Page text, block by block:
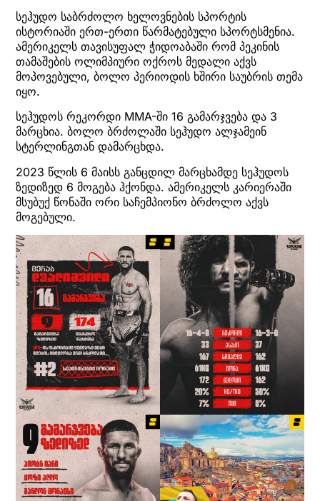
სეჰუდო საბრძოლო ხელოვნების სპორტის
ისტორიაში ერთ-ერთი წარმატებული სპორტსმენია.
ამერიკელს თავისუფალ ჭიდოაბაში რომ პეკინის
თამაშების ოლიმპიური ოქროს მედალი აქვს
მოპოვებული, ბოლო პერიოდის ხშირი საუბრის თემა
იყო.
სეჰუდოს რეკორდი MMA-ში 16 გამარჯვება და 3
მარცხია. ბოლო ბრძოლაში სეჰუდო ალჯამეინ
სტერლინგთან დამარცხდა.
2023 წლის 6 მაისს განცდილ მარცხამდე სეჰუდოს
ზედიზედ 6 მოგება ჰქონდა. ამერიკელს კარიერაში
მსუბუქ წონაში ორი საჩემპიონო ბრძოლო აქვს
მოგებული.